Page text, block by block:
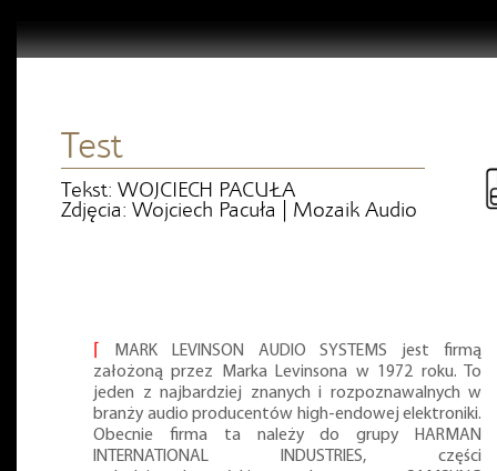
Test
Tekst: WOJCIECH PACUŁA
Zdjęcia: Wojciech Pacuła | Mozaik Audio
MARK LEVINSON AUDIO SYSTEMS jest firmą
założoną przez Marka Levinsona w 1972 roku. To
jeden z najbardziej znanych i rozpoznawalnych w
branży audio producentów high-endowej elektroniki.
Obecnie firma ta należy do grupy HARMAN
INTERNATIONAL INDUSTRIES, części